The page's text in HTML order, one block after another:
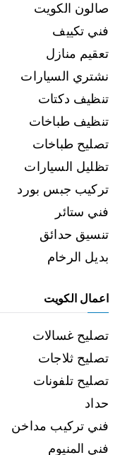
صالون الكويت
فني تكييف
تعقيم منازل
نشتري السيارات
تنظيف دكتات
تنظيف طباخات
تصليح طباخات
تظليل السيارات
تركيب جبس بورد
فني ستائر
تنسيق حدائق
بديل الرخام
اعمال الكويت
تصليح غسالات
تصليح ثلاجات
تصليح تلفونات
حداد
فني تركيب مداخن
فني المنيوم